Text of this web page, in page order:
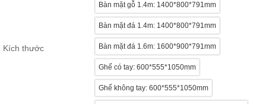
Vườn
Kích thước
Bàn mặt gỗ 1.4m: 1400*800*791mm
Bàn mặt đá 1.4m: 1400*800*791mm
Bàn mặt đá 1.6m: 1600*900*791mm
Ghế có tay: 600*555*1050mm
Ghế không tay: 600*555*1050mm